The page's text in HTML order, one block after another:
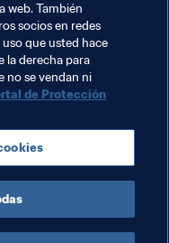
Rusia 2018, el
Spartak y un destino
Actualmente, se
una zona
tras el torneo.
web. También
socios en redes
que usted hace
la derecha para
no se vendan ni
de Protección